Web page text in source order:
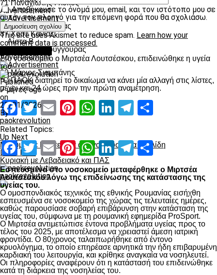
71 Παναγιώτης Γλύκος
Advertisement
77 Δημήτρης Πέλκας
87 Χοσέ Κάνιας
Λίστα Β
44 Αχιλλέας Πούγγουρας
Advertisement
99 Μάριος Σιαμπάνης
*Ο ΠΑΟΚ διατηρεί το δικαίωμα να κάνει μία αλλαγή στις λίστες,
μέχρι και 24 ώρες πριν την πρώτη αναμέτρηση.
Facebook
Twitter
EmailPinterest
WhatsApp
LinkedIn
Telegram
Related Topics:
Up Next
Μήνυμα σε Κάτσε, νέα απογοήτευση για Βελλίδη
Don't Miss
Κυριακή με Λεβαδειακό και ΠΑΣ
paokrevolution
Αποθήκευσε το όνομά μου, email, και τον ιστότοπο μου σε
αυτόν τον πλοηγό για την επόμενη φορά που θα σχολιάσω.
This site uses Akismet to reduce spam. Learn how your
comment data is processed.
Στο νοσοκομείο ο Μιρτσέα Λουτσέσκου, επιδεινώθηκε η υγεία
του
Published
7 μήνες ago
on
23/01/2026
By
paokrevolution
Facebook
Twitter
EmailPinterest
WhatsApp
LinkedIn
Telegram
Εσπευσμένα στο νοσοκομείο μεταφέρθηκε ο Μιρτσέα
Λουτσέσκου λόγω της επιδείνωσης της κατάστασης της
υγείας του.
Ο ομοσπονδιακός τεχνικός της εθνικής Ρουμανίας εισήχθη
εσπευσμένα σε νοσοκομείο της χώρας τις τελευταίες ημέρες,
καθώς παρουσίασε σοβαρή επιβάρυνση στην κατάσταση της
υγείας του, σύμφωνα με τη ρουμανική εφημερίδα ProSport.
Ο Μιρτσέα αντιμετώπισε έντονα προβλήματα υγείας προς το
τέλος του 2025, με αποτέλεσμα να χρειαστεί άμεση ιατρική
φροντίδα. Ο 80χρονος ταλαιπωρήθηκε από έντονο
κρυολόγημα, το οποίο επηρέασε αρνητικά την ήδη επιβαρυμένη
καρδιακή του λειτουργία, και κρίθηκε αναγκαία να νοσηλευτεί.
Οι πληροφορίες αναφέρουν ότι η κατάστασή του επιδεινώθηκε
κατά τη διάρκεια της νοσηλείας του.